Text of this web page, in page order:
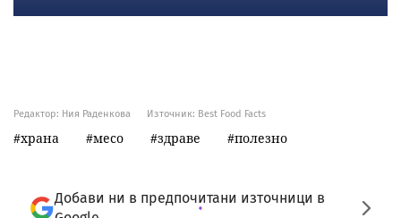
Редактор: Ния Раденкова Източник: Best Food Facts
храна месо здраве полезно
Добави ни в предпочитани източници в